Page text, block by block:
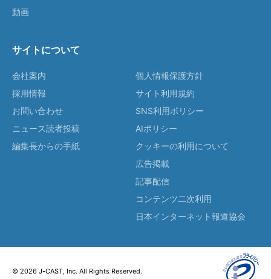
動画
サイトについて
会社案内
採用情報
お問い合わせ
ニュース読者投稿
編集長からの手紙
個人情報保護方針
サイト利用規約
SNS利用ポリシー
AIポリシー
クッキーの利用について
広告掲載
記事配信
コンテンツ二次利用
日本インターネット報道協会
© 2026 J-CAST, Inc. All Rights Reserved.